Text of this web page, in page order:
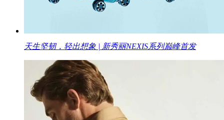
天生坚韧，轻出想象 | 新秀丽NEXIS系列巅峰首发